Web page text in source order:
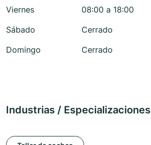
Viernes
08:00 a 18:00
Sábado
Cerrado
Domingo
Cerrado
Industrias / Especializaciones